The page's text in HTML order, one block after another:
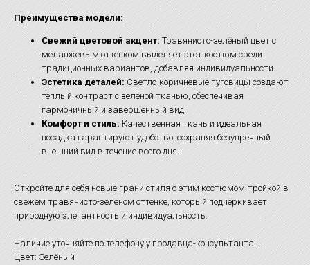
Преимущества модели:
Свежий цветовой акцент:Травянисто-зелёный цвет с
меланжевым оттенком выделяет этот костюм среди
традиционных вариантов, добавляя индивидуальности.
Эстетика деталей:Светло-коричневые пуговицы создают
тёплый контраст с зелёной тканью, обеспечивая
гармоничный и завершённый вид.
Комфорт и стиль: Качественная ткань и идеальная
посадка гарантируют удобство, сохраняя безупречный
внешний вид в течение всего дня.
Откройте для себя новые грани стиля с этим костюмом-тройкой в
свежем травянисто-зелёном оттенке, который подчёркивает
природную элегантность и индивидуальность.
Наличие уточняйте по телефону у продавца-консультанта.
Цвет: Зелёный